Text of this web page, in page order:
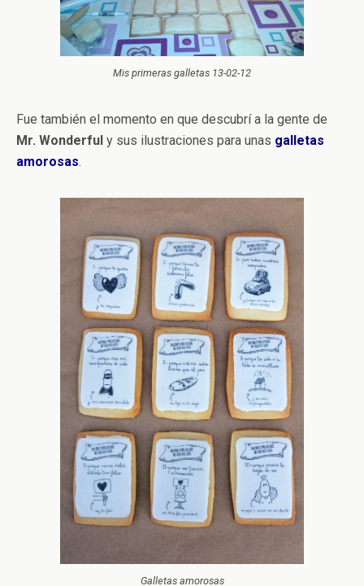
Mis primeras galletas 13-02-12
Fue también el momento en que descubrí a la gente de
Mr. Wonderful y sus ilustraciones para unas galletas
amorosas.
Galletas amorosas